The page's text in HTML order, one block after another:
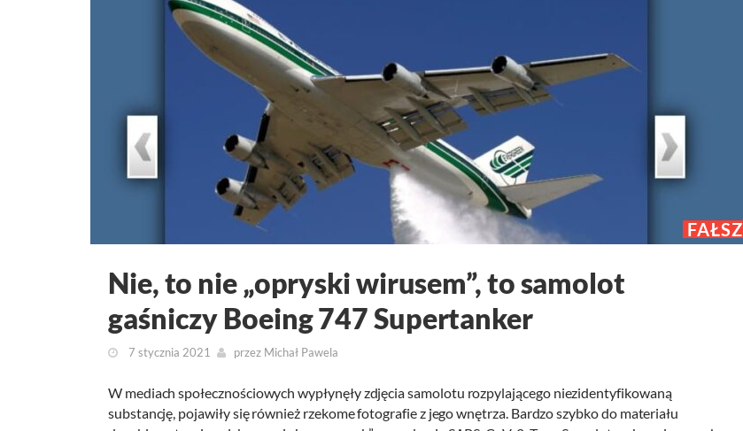
FAŁSZ
Nie, to nie „opryski wirusem”, to samolot
gaśniczy Boeing 747 Supertanker
7 stycznia 2021 przez Michał Pawela
W mediach społecznościowych wypłynęły zdjęcia samolotu rozpylającego niezidentyfikowaną
substancję, pojawiły się również rzekome fotografie z jego wnętrza. Bardzo szybko do materiału